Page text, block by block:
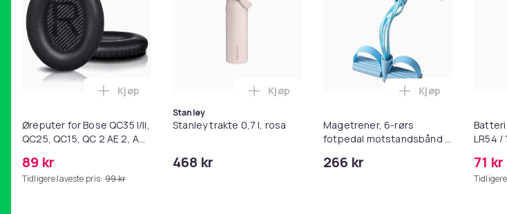
Øreputer for Bose QC35 I/II,
QC25, QC15, QC 2 AE 2, AE
SoundLink Black
89 kr
Tidligere laveste pris: 99 kr
Legg Øreputer for Bose QC35 I/II, QC25, QC15, QC 2 AE 2, AE 2i, AE 2w,
Kjøp
Stanley
Stanley trakte 0,7 l, rosa
468 kr
Legg Stanley trakte 0,7 l, rosa i handlekurven
Kjøp
Magetrener, 6-rørs
fotpedal motstandsbånd -
yoga og
266 kr
Legg
Kjøp
Batteri
LR54 /
71 kr